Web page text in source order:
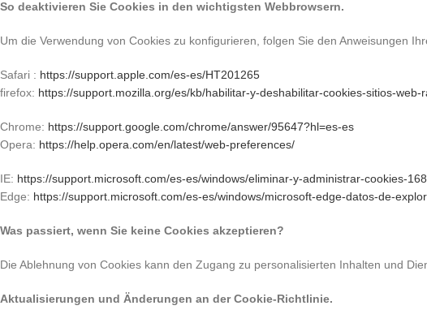
So deaktivieren Sie Cookies in den wichtigsten Webbrowsern.
Um die Verwendung von Cookies zu konfigurieren, folgen Sie den Anweisungen
Safari : https://support.apple.com/es-es/HT201265
firefox: https://support.mozilla.org/es/kb/habilitar-y-deshabilitar-cookies-sitios-
Chrome: https://support.google.com/chrome/answer/95647?hl=es-es
Opera: https://help.opera.com/en/latest/web-preferences/
IE: https://support.microsoft.com/es-es/windows/eliminar-y-administrar-cookies-
Edge: https://support.microsoft.com/es-es/windows/microsoft-edge-datos-de-
Was passiert, wenn Sie keine Cookies akzeptieren?
Die Ablehnung von Cookies kann den Zugang zu personalisierten Inhalten und
Aktualisierungen und Änderungen an der Cookie-Richtlinie.